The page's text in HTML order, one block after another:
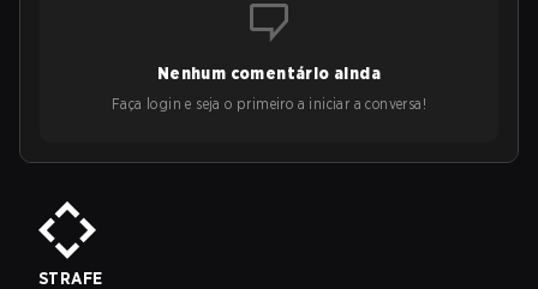
Nenhum comentário ainda
Faça login e seja o primeiro a iniciar a conversa!
STRAFE